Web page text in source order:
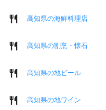
高知県の海鮮料理店
高知県の割烹・懐石
高知県の地ビール
高知県の地ワイン